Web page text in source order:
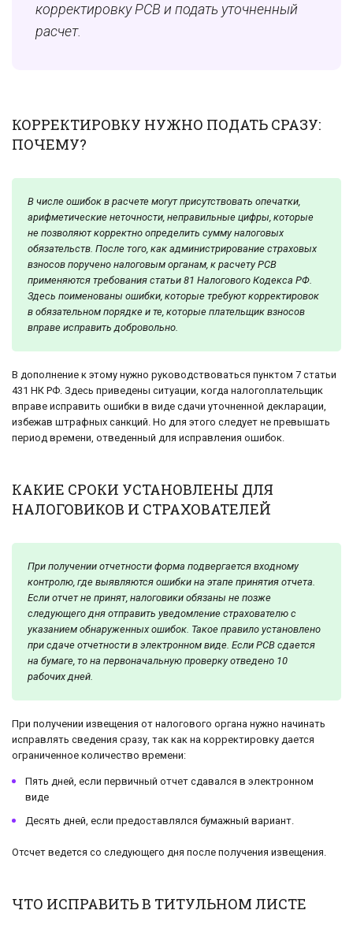
корректировку РСВ и подать уточненный
расчет.
КОРРЕКТИРОВКУ НУЖНО ПОДАТЬ СРАЗУ:
ПОЧЕМУ?
В числе ошибок в расчете могут присутствовать опечатки,
арифметические неточности, неправильные цифры, которые
не позволяют корректно определить сумму налоговых
обязательств. После того, как администрирование страховых
взносов поручено налоговым органам, к расчету РСВ
применяются требования статьи 81 Налогового Кодекса РФ.
Здесь поименованы ошибки, которые требуют корректировок
в обязательном порядке и те, которые плательщик взносов
вправе исправить добровольно.
В дополнение к этому нужно руководствоваться пунктом 7 статьи
431 НК РФ. Здесь приведены ситуации, когда налогоплательщик
вправе исправить ошибки в виде сдачи уточненной декларации,
избежав штрафных санкций. Но для этого следует не превышать
период времени, отведенный для исправления ошибок.
КАКИЕ СРОКИ УСТАНОВЛЕНЫ ДЛЯ
НАЛОГОВИКОВ И СТРАХОВАТЕЛЕЙ
При получении отчетности форма подвергается входному
контролю, где выявляются ошибки на этапе принятия отчета.
Если отчет не принят, налоговики обязаны не позже
следующего дня отправить уведомление страхователю с
указанием обнаруженных ошибок. Такое правило установлено
при сдаче отчетности в электронном виде. Если РСВ сдается
на бумаге, то на первоначальную проверку отведено 10
рабочих дней.
При получении извещения от налогового органа нужно начинать
исправлять сведения сразу, так как на корректировку дается
ограниченное количество времени:
Пять дней, если первичный отчет сдавался в электронном
виде
Десять дней, если предоставлялся бумажный вариант.
Отсчет ведется со следующего дня после получения извещения.
ЧТО ИСПРАВИТЬ В ТИТУЛЬНОМ ЛИСТЕ